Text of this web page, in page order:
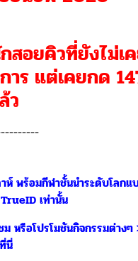
สอยคิวที่ยังไม่เ
ร แต่เคยกด
ว
พร้อมกีฬาชั้นนำระดับโลกแ
เท่านั้น
หรือโปรโมชันกิจกรรมต่างๆ
นี่